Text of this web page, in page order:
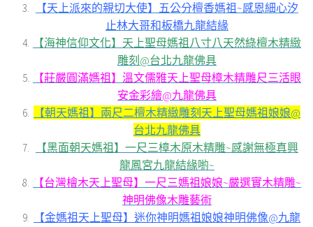
【天上派來的親切大使】五公分檀香媽祖~感恩細心汐
止林大哥和板橋九龍結緣
【海神信仰文化】天上聖母媽祖八寸八天然綠檀木精緻
雕刻@台北九龍佛具
【莊嚴圓滿媽祖】溫文儒雅天上聖母樟木精雕尺三活眼
安金彩繪@九龍佛具
【朝天媽祖】兩尺二檀木精緻雕刻天上聖母媽祖娘娘@
台北九龍佛具
【黑面朝天媽祖】一尺三樟木原木精雕~感謝無極真興
龍鳳宮九龍結緣喲~
【台灣檜木天上聖母】一尺三媽祖娘娘~嚴選實木精雕~
神明佛像木雕藝術
【金媽祖天上聖母】迷你神明媽祖娘娘神明佛像@九龍